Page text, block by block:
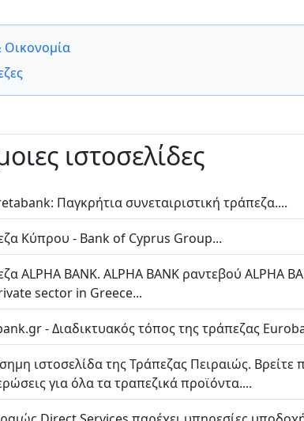
Οικονομία
ιστοσελίδες
Παγκρήτια συνεταιριστική τράπεζα....
Κύπρου - Bank of Cyprus Group...
ALPHA BANK. ALPHA BANK ραντεβού
sector in Greece...
- Διαδικτυακός τόπος της τράπεζας
ιστοσελίδα της Τράπεζας Πειραιώς.
για όλα τα τραπεζικά προϊόντα....